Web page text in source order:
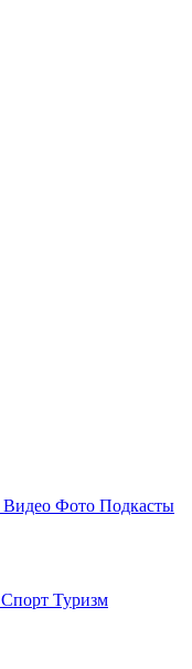
Видео Фото Подкасты
Спорт Туризм